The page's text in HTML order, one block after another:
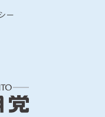
ー